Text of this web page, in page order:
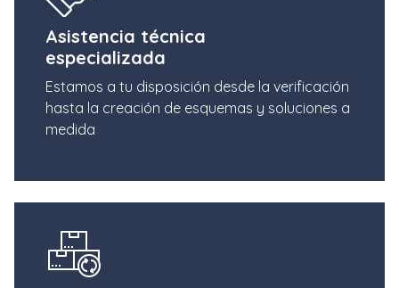
Asistencia técnica
especializada
Estamos a tu disposición desde la verificación
hasta la creación de esquemas y soluciones a
medida